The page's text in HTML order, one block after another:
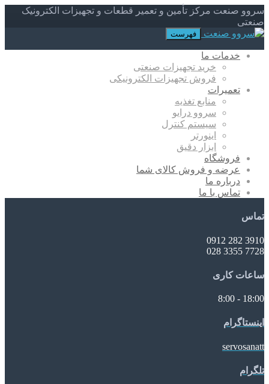
سروو صنعت مرکز تأمین و تعمیر قطعات و تجهیزات الکترونیک
صنعتی
فهرست
خدمات ما
خرید تجهیزات صنعتی
فروش تجهیزات الکترونیکی
تعمیرات
منابع تغذیه
سروو درایو
سیستم کنترل
اینورتر
ابزار دقیق
فروشگاه
عرضه و فروش کالای شما
درباره ما
تماس با ما
تماس
3910 282 0912
7728 3355 028
ساعات کاری
18:00 - 8:00
اینستاگرام
servosanatt
تلگرام